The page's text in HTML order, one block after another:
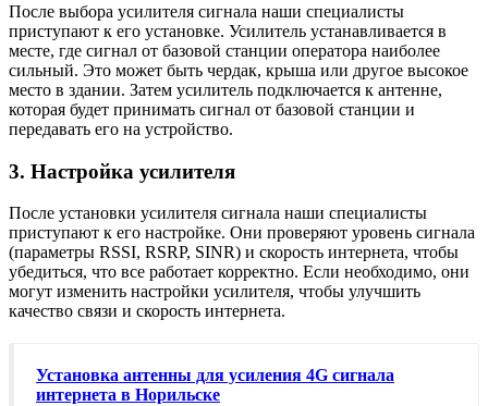
После выбора усилителя сигнала наши специалисты
приступают к его установке. Усилитель устанавливается в
месте, где сигнал от базовой станции оператора наиболее
сильный. Это может быть чердак, крыша или другое высокое
место в здании. Затем усилитель подключается к антенне,
которая будет принимать сигнал от базовой станции и
передавать его на устройство.
3. Настройка усилителя
После установки усилителя сигнала наши специалисты
приступают к его настройке. Они проверяют уровень сигнала
(параметры RSSI, RSRP, SINR) и скорость интернета, чтобы
убедиться, что все работает корректно. Если необходимо, они
могут изменить настройки усилителя, чтобы улучшить
качество связи и скорость интернета.
Установка антенны для усиления 4G сигнала
интернета в Норильске